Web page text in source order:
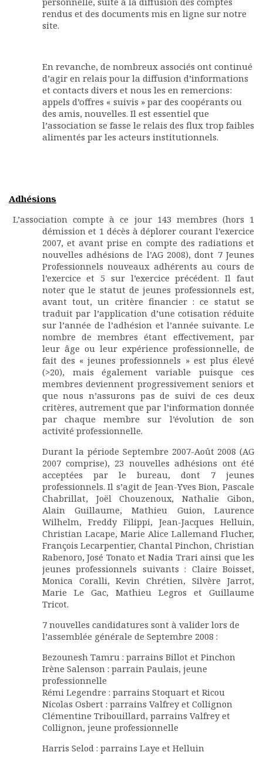
Documents
Les adhérents
Actualités
Nous contacter
rendus et des documents mis en ligne sur notre
site.
En revanche, de nombreux associés ont continué
d’agir en relais pour la diffusion d’informations
et contacts divers et nous les en remercions:
appels d’offres « suivis » par des coopérants ou
des amis, nouvelles. Il est essentiel que
l’association se fasse le relais des flux trop faibles
alimentés par les acteurs institutionnels.
Adhésions
L’association compte à ce jour 143 membres (hors 1
démission et 1 décès à déplorer courant l’exercice
2007, et avant prise en compte des radiations et
nouvelles adhésions de l’AG 2008), dont 7 Jeunes
Professionnels nouveaux adhérents au cours de
l’exercice et 5 sur l’exercice précédent. Il faut
noter que le statut de jeunes professionnels est,
avant tout, un critère financier : ce statut se
traduit par l’application d’une cotisation réduite
sur l’année de l’adhésion et l’année suivante. Le
nombre de membres étant effectivement, par
leur âge ou leur expérience professionnelle, de
fait des « jeunes professionnels » est plus élevé
(>20), mais également variable puisque ces
membres deviennent progressivement seniors et
que nous n’assurons pas de suivi de ces deux
critères, autrement que par l’information donnée
par chaque membre sur l’évolution de son
activité professionnelle.
Durant la période Septembre 2007-Août 2008 (AG
2007 comprise), 23 nouvelles adhésions ont été
acceptées par le bureau, dont 7 jeunes
professionnels. Il s’agit de Jean-Yves Bion, Pascale
Chabrillat, Joël Chouzenoux, Nathalie Gibon,
Alain Guillaume, Mathieu Guion, Laurence
Wilhelm, Freddy Filippi, Jean-Jacques Helluin,
Christian Lacape, Marie Alice Lallemand Flucher,
François Lecarpentier, Chantal Pinchon, Christian
Rabenoro, José Tonato et Nadia Trari ainsi que les
jeunes professionnels suivants : Claire Boisset,
Monica Coralli, Kevin Chrétien, Silvère Jarrot,
Marie Le Gac, Mathieu Legros et Guillaume
Tricot.
7 nouvelles candidatures sont à valider lors de
l’assemblée générale de Septembre 2008 :
Bezounesh Tamru : parrains Billot et Pinchon
Irène Salenson : parrain Paulais, jeune
professionnelle
Rémi Legendre : parrains Stoquart et Ricou
Nicolas Osbert : parrains Valfrey et Collignon
Clémentine Tribouillard, parrains Valfrey et
Collignon, jeune professionnelle
Harris Selod : parrains Laye et Helluin